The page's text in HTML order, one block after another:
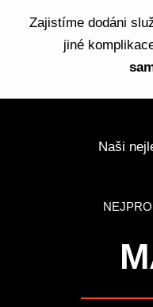
Zajistíme dodáni
jiné
Naši